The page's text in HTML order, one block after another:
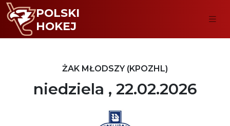
POLSKI
HOKEJ
ŻAK MŁODSZY (KPOZHL)
niedziela , 22.02.2026